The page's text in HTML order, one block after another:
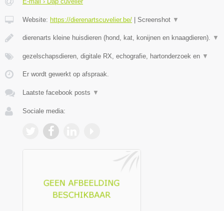
Website: https://dierenartscuvelier.be/ Screenshot ▼
dierenarts kleine huisdieren (hond, kat, konijnen en knaagdieren). ▼
gezelschapsdieren, digitale RX, echografie, hartonderzoek en ▼
Er wordt gewerkt op afspraak.
Laatste facebook posts ▼
Sociale media: